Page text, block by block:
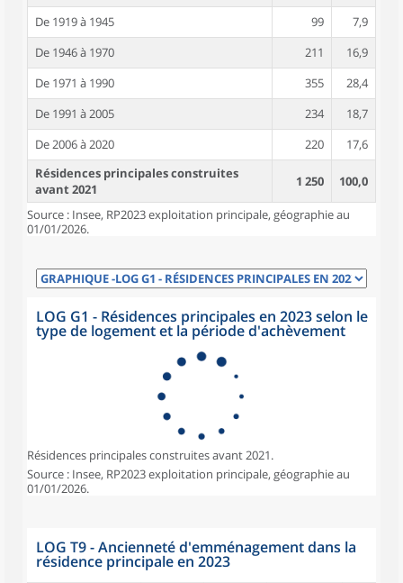
De 1919 à 1945
99
7,9
De 1946 à 1970
211
16,9
De 1971 à 1990
355
28,4
De 1991 à 2005
234
18,7
De 2006 à 2020
220
17,6
Résidences principales construites
avant 2021
1 250 100,0
Source : Insee, RP2023 exploitation principale, géographie au
01/01/2026.
LOG G1 - Résidences principales en 2023 selon le
type de logement et la période d'achèvement
Résidences principales construites avant 2021.
Source : Insee, RP2023 exploitation principale, géographie au
01/01/2026.
LOG T9 - Ancienneté d'emménagement dans la
résidence principale en 2023